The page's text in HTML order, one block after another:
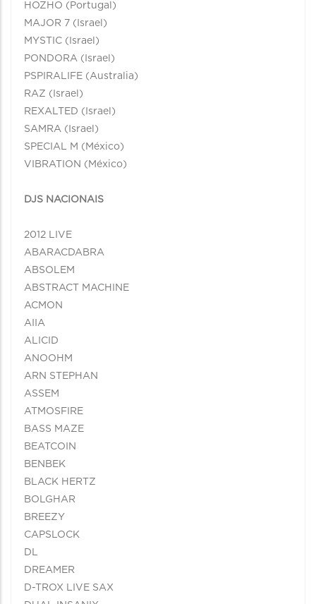
HOZHO (Portugal)
MAJOR 7 (Israel)
MYSTIC (Israel)
PONDORA (Israel)
PSPIRALIFE (Australia)
RAZ (Israel)
REXALTED (Israel)
SAMRA (Israel)
SPECIAL M (México)
VIBRATION (México)
DJS NACIONAIS
2012 LIVE
ABARACDABRA
ABSOLEM
ABSTRACT MACHINE
ACMON
AIIA
ALICID
ANOOHM
ARN STEPHAN
ASSEM
ATMOSFIRE
BASS MAZE
BEATCOIN
BENBEK
BLACK HERTZ
BOLGHAR
BREEZY
CAPSLOCK
DL
DREAMER
D-TROX LIVE SAX